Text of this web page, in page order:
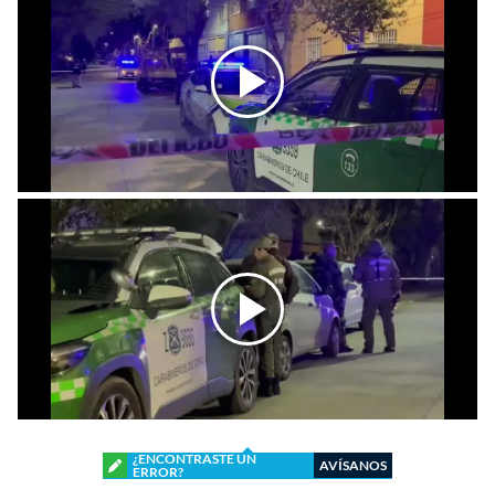
¿ENCONTRASTE UN
ERROR?
AVÍSANOS